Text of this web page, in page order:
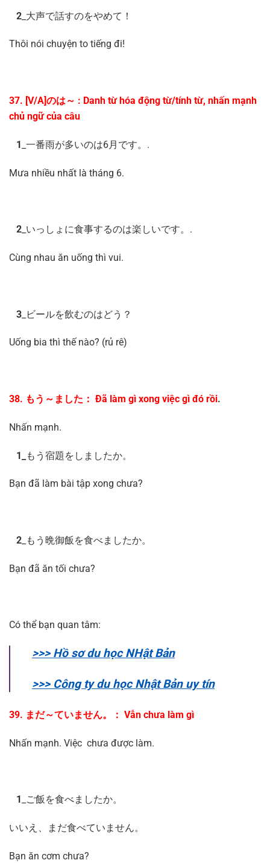
2 _大声で話すのをやめて！
Thôi nói chuyện to tiếng đi!
37. [V/A]のは～ : Danh từ hóa động từ/tính từ, nhấn mạnh
chủ ngữ của câu
1 _一番雨が多いのは6月です。.
Mưa nhiều nhất là tháng 6.
2 _いっしょに食事するのは楽しいです。.
Cùng nhau ăn uống thì vui.
3 _ビールを飲むのはどう？
Uống bia thì thế nào? (rủ rê)
38. もう～ました： Đã làm gì xong việc gì đó rồi.
Nhấn mạnh.
1_ もう宿題をしましたか。
Bạn đã làm bài tập xong chưa?
2 _もう晩御飯を食べましたか。
Bạn đã ăn tối chưa?
Có thể bạn quan tâm:
>>> Hồ sơ du học NHật Bản
>>> Công ty du học Nhật Bản uy tín
39. まだ～ていません。： Vẫn chưa làm gì
Nhấn mạnh. Việc chưa được làm.
1 _ご飯を食べましたか。
いいえ、まだ食べていません。
Bạn ăn cơm chưa?